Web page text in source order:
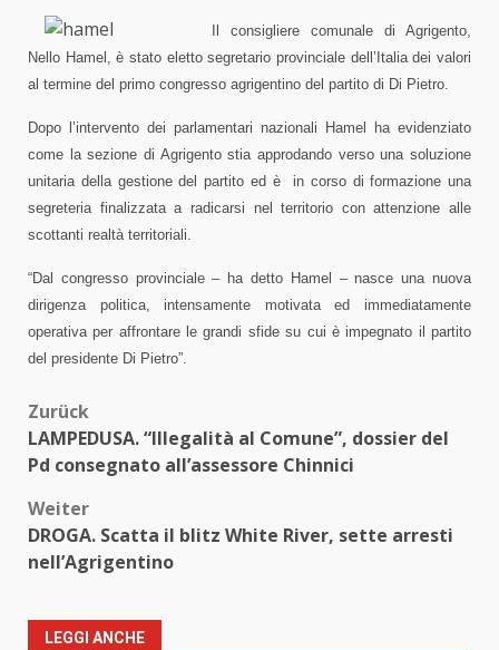
Il consigliere comunale di Agrigento,
Nello Hamel, è stato eletto segretario provinciale dell’Italia dei valori
al termine del primo congresso agrigentino del partito di Di Pietro.
Dopo l’intervento dei parlamentari nazionali Hamel ha evidenziato
come la sezione di Agrigento stia approdando verso una soluzione
unitaria della gestione del partito ed è
in corso di formazione una
segreteria finalizzata a radicarsi nel territorio con attenzione alle
scottanti realtà territoriali.
“Dal congresso provinciale – ha detto Hamel – nasce una nuova
dirigenza politica, intensamente motivata ed immediatamente
operativa per affrontare le grandi sfide su cui è impegnato il partito
del presidente Di Pietro”.
Beitragsnavigation
Zurück
LAMPEDUSA. “Illegalità al Comune”, dossier del
Pd consegnato all’assessore Chinnici
Weiter
DROGA. Scatta il blitz White River, sette arresti
nell’Agrigentino
LEGGI ANCHE